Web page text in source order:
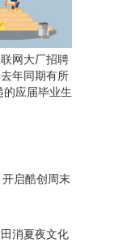
网大厂招聘
年同期有所
的应届毕业生
启酷创周末
消夏夜文化